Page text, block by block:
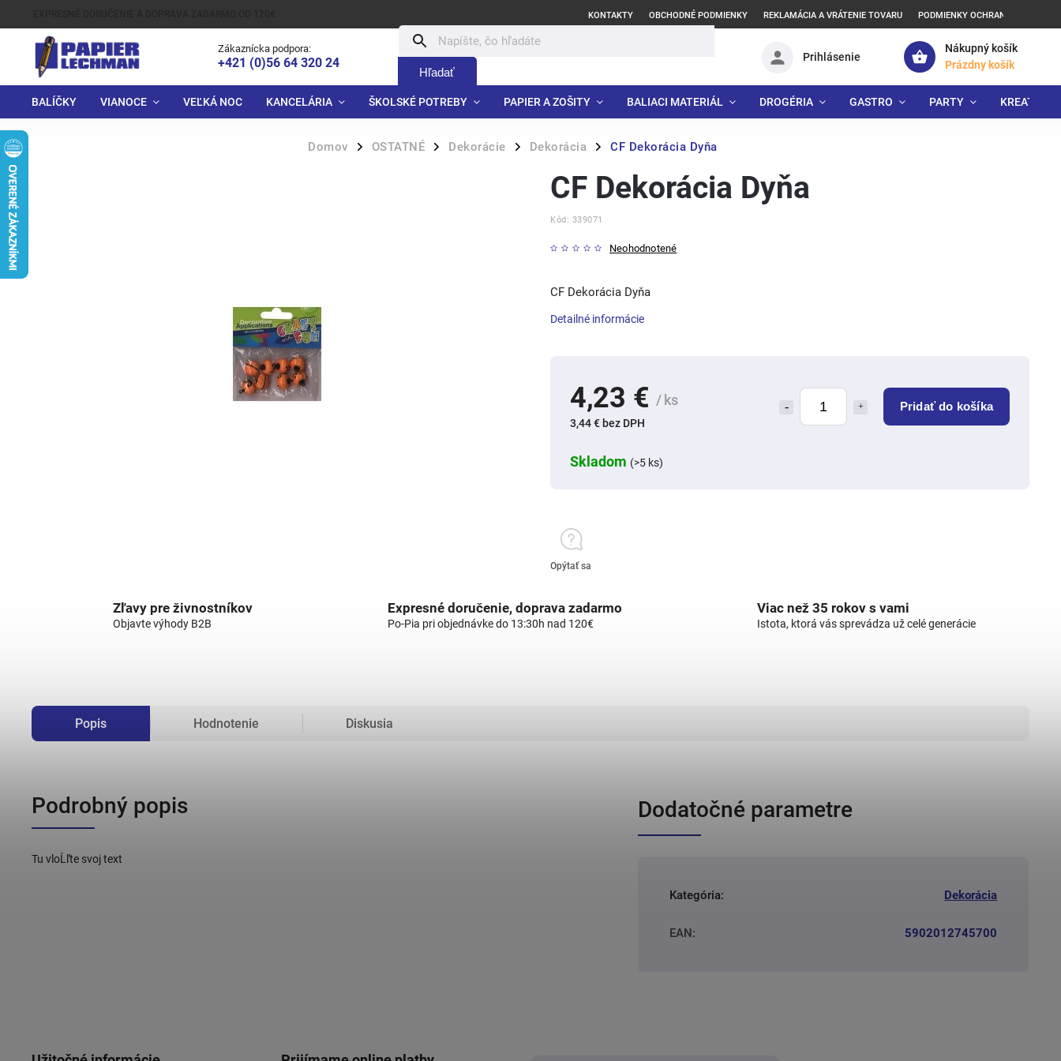
KONTAKTY OBCHODNÉ PODMIENKY REKLAMÁCIA A VRÁTENIE TOVARU PODMIENKY OCHRANY
Zákaznícka podpora:
+421 (0)56 64 320 24
Hľadať
Nákupný košík
Prázdny košík
Prihlásenie
BALÍČKY VIANOCE VEĽKÁ NOC KANCELÁRIA ŠKOLSKÉ POTREBY PAPIER A ZOŠITY BALIACI MATERIÁL DROGÉRIA GASTRO PARTY
Domov / OSTATNÉ / Dekorácie / Dekorácia / CF Dekorácia Dyňa
4,23 € / ks
3,44 € bez DPH
Pridať do košíka
Skladom (>5 ks)
CF Dekorácia Dyňa
Kód: 339071
Neohodnotené
CF Dekorácia Dyňa
Detailné informácie
Opýtať sa
Zľavy pre živnostníkov
Objavte výhody B2B
Expresné doručenie, doprava zadarmo
Po-Pia pri objednávke do 13:30h nad 120€
Viac než 35 rokov s vami
Istota, ktorá vás sprevádza už celé generácie
Popis Hodnotenie Diskusia
Podrobný popis
Tu vloĹľte svoj text
Dodatočné parametre
Kategória: Dekorácia
EAN: 5902012745700